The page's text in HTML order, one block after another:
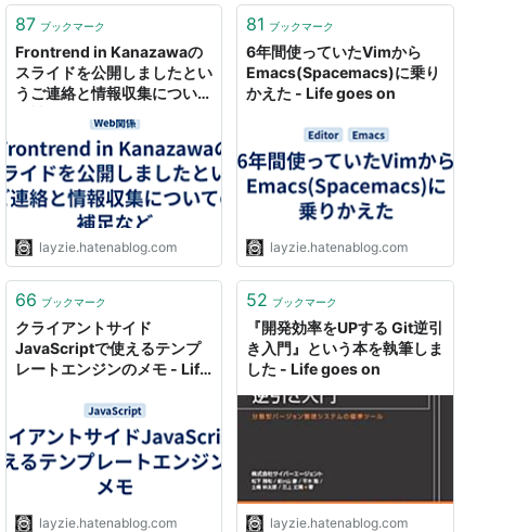
87 ブックマーク
Frontrend in Kanazawaの
スライドを公開しましたとい
うご連絡と情報収集について
layzie.hatenablog.com
81 ブックマーク
6年間使っていたVimから
Emacs(Spacemacs)に乗り
かえた - Life goes on
layzie.hatenablog.com
66 ブックマーク
クライアントサイド
JavaScriptで使えるテンプ
レートエンジンのメモ - Life
layzie.hatenablog.com
52 ブックマーク
『開発効率をUPする Git逆引
き入門』という本を執筆しま
した - Life goes on
layzie.hatenablog.com